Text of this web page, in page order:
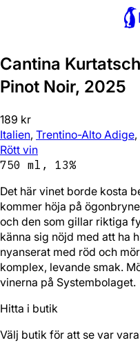
Cantina Kurtatsch
Pinot Noir, 2025
189 kr
Italien, Trentino-Alto Adige,
Rött vin
750 ml, 13%
Det här vinet borde kosta
kommer höja på
och den som gillar riktiga
känna sig nöjd med att ha
nyanserat med röd och
komplex, levande smak.
vinerna på Systembolaget.
Hitta i butik
Välj butik för att se var